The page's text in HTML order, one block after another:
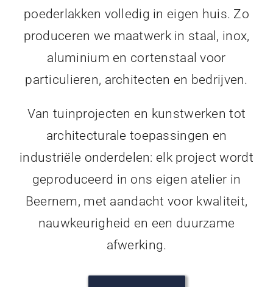
poederlakken volledig in eigen huis. Zo
produceren we maatwerk in staal, inox,
aluminium en cortenstaal voor
particulieren, architecten en bedrijven.
Van tuinprojecten en kunstwerken tot
architecturale toepassingen en
industriële onderdelen: elk project wordt
geproduceerd in ons eigen atelier in
Beernem, met aandacht voor kwaliteit,
nauwkeurigheid en een duurzame
afwerking.